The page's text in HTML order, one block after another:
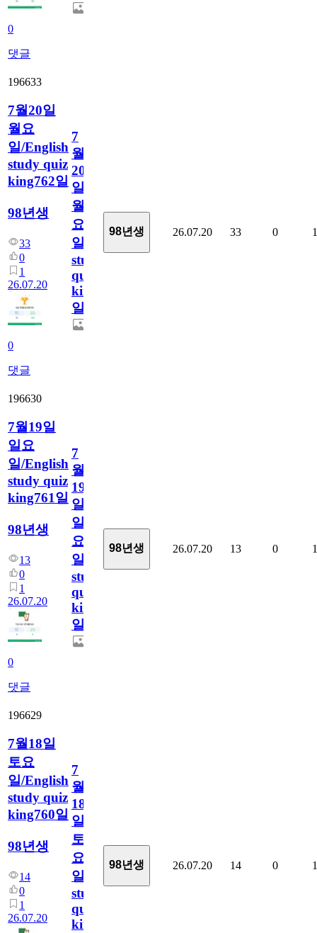
0
댓글
196633
7월20일
월요
일/English
study quiz
king762일
98년생
33
0
1
26.07.20
0
댓글
7
월
20
일
월
요
일/English
study
quiz
king762
일
98년생 26.07.20 33 0 1
196630
7월19일
일요
일/English
study quiz
king761일
98년생
13
0
1
26.07.20
0
댓글
7
월
19
일
일
요
일/English
study
quiz
king761
일
98년생 26.07.20 13 0 1
196629
7월18일
토요
일/English
study quiz
king760일
98년생
14
0
1
26.07.20
7
월
18
일
토
요
일/English
study
quiz
king760
98년생 26.07.20 14 0 1